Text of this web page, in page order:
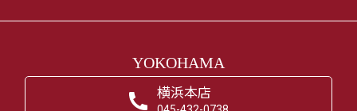
YOKOHAMA
横浜本店